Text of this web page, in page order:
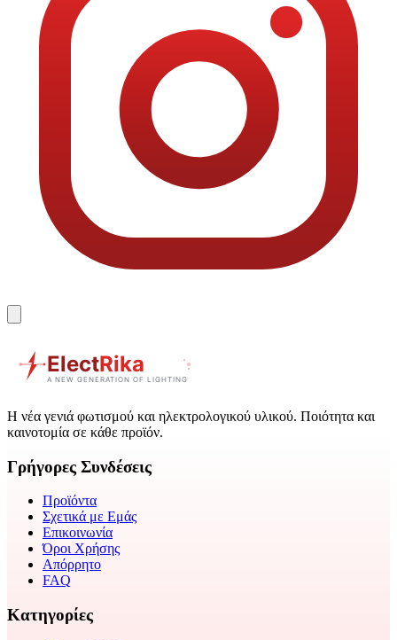
Η νέα γενιά φωτισμού και ηλεκτρολογικού υλικού. Ποιότητα και
καινοτομία σε κάθε προϊόν.
Γρήγορες Συνδέσεις
Προϊόντα
Σχετικά με Εμάς
Επικοινωνία
Όροι Χρήσης
Απόρρητο
FAQ
Κατηγορίες